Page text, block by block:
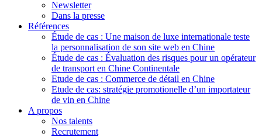
Newsletter
Dans la presse
Références
Étude de cas : Une maison de luxe internationale teste
la personnalisation de son site web en Chine
Étude de cas : Évaluation des risques pour un opérateur
de transport en Chine Continentale
Etude de cas : Commerce de détail en Chine
Etude de cas: stratégie promotionelle d’un importateur
de vin en Chine
A propos
Nos talents
Recrutement